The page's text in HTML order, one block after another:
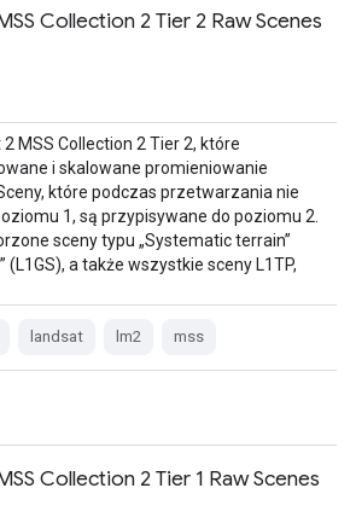
Collection 2 Tier 2 Raw Scenes
MSS Collection 2 Tier 2, które
i skalowane promieniowanie
które podczas przetwarzania nie
1, są przypisywane do poziomu 2.
sceny typu „Systematic terrain”
(L1GS), a także wszystkie sceny L1TP,
landsat lm2 mss
Collection 2 Tier 1 Raw Scenes